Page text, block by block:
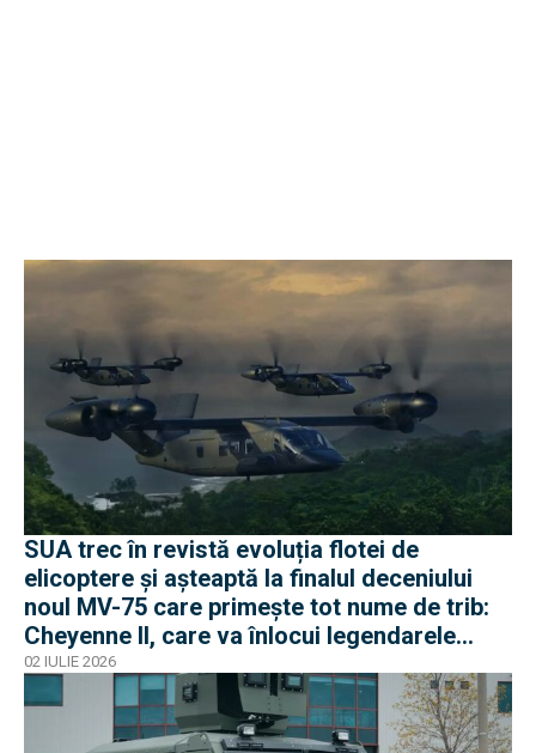
SUA trec în revistă evoluția flotei de
elicoptere și așteaptă la finalul deceniului
noul MV-75 care primește tot nume de trib:
Cheyenne II, care va înlocui legendarele
Black Hawk
02 IULIE 2026